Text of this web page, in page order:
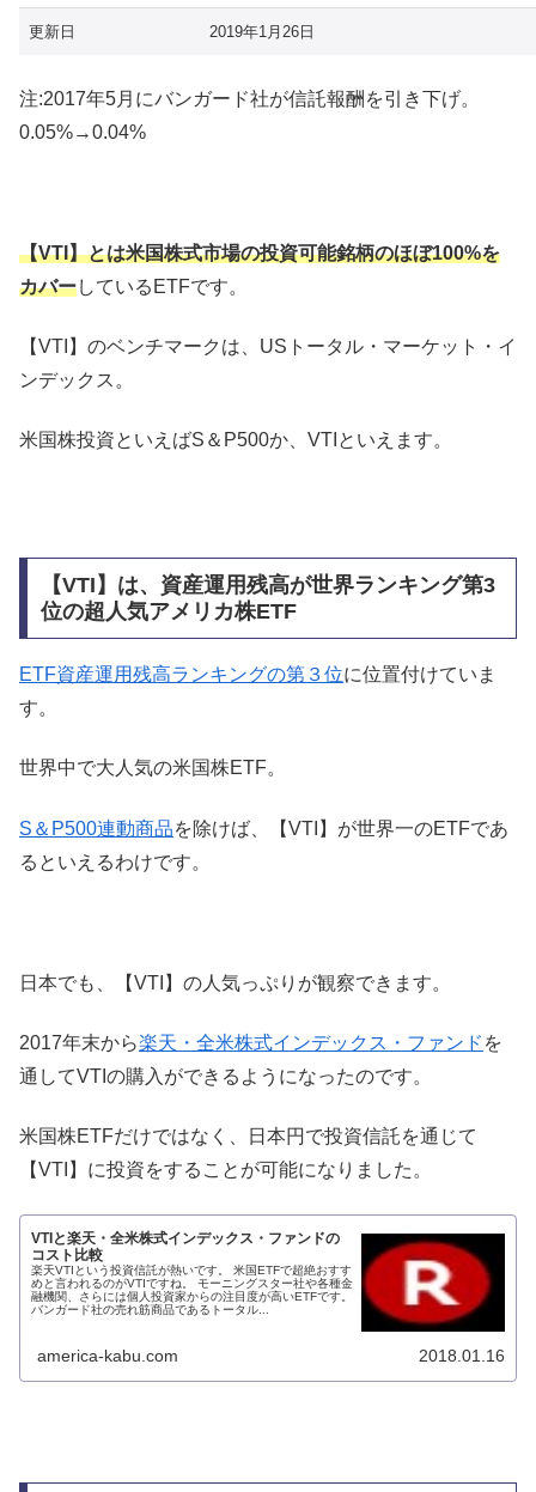
更新日 2019年1月26日
注:2017年5月にバンガード社が信託報酬を引き下げ。
0.05%→0.04%
【VTI】とは米国株式市場の投資可能銘柄のほぼ100%を
カバーしているETFです。
【VTI】のベンチマークは、USトータル・マーケット・イ
ンデックス。
米国株投資といえばS＆P500か、VTIといえます。
【VTI】は、資産運用残高が世界ランキング第3
位の超人気アメリカ株ETF
ETF資産運用残高ランキングの第３位に位置付けていま
す。
世界中で大人気の米国株ETF。
S＆P500連動商品を除けば、【VTI】が世界一のETFであ
るといえるわけです。
日本でも、【VTI】の人気っぷりが観察できます。
2017年末から楽天・全米株式インデックス・ファンド を
通してVTIの購入ができるようになったのです。
米国株ETFだけではなく、日本円で投資信託を通じて
【VTI】に投資をすることが可能になりました。
VTIと楽天・全米株式インデックス・ファンドの
コスト比較
楽天VTIという投資信託が熱いです。 米国ETFで超絶おすす
めと言われるのがVTIですね。 モーニングスター社や各種金
融機関、さらには個人投資家からの注目度が高いETFです。
バンガード社の売れ筋商品であるトータル...
america-kabu.com 2018.01.16